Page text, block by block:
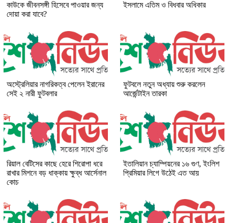
কাউকে জীবনসঙ্গী হিসেবে পাওয়ার জন্য
দোয়া করা যাবে?
ইসলামে এতিম ও বিধবার অধিকার
অস্ট্রেলিয়ার নাগরিকত্ব পেলেন ইরানের
সেই ২ নারী ফুটবলার
ফুটবলে নতুন অধ্যায় শুরু করলেন
আর্জেন্টাইন তারকা
রিয়াল বেটিসের কাছে হেরে শিরোপা ধরে
রাখার মিশনে বড় ধাক্কায় ক্ষুব্ধ আর্সেনাল
কোচ
ইতালিয়ান চ্যাম্পিয়নের ১৬ গুণ, ইংলিশ
প্রিমিয়ার লিগে উঠেই এত আয়